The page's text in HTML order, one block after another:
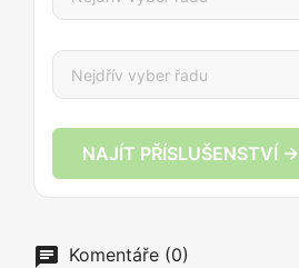
NAJÍT PŘÍSLUŠENSTVÍ →
Komentáře (0)